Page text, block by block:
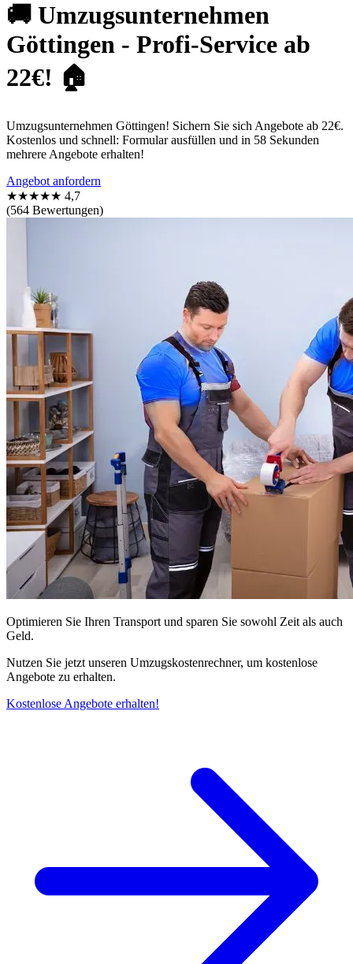
🚚 Umzugsunternehmen
Göttingen - Profi-Service ab
22€! 🏠
Umzugsunternehmen Göttingen! Sichern Sie sich Angebote ab 22€.
Kostenlos und schnell: Formular ausfüllen und in 58 Sekunden
mehrere Angebote erhalten!
Angebot anfordern
★★★★★ 4,7
(564 Bewertungen)
Optimieren Sie Ihren Transport und sparen Sie sowohl Zeit als auch
Geld.
Nutzen Sie jetzt unseren Umzugskostenrechner, um kostenlose
Angebote zu erhalten.
Kostenlose Angebote erhalten!